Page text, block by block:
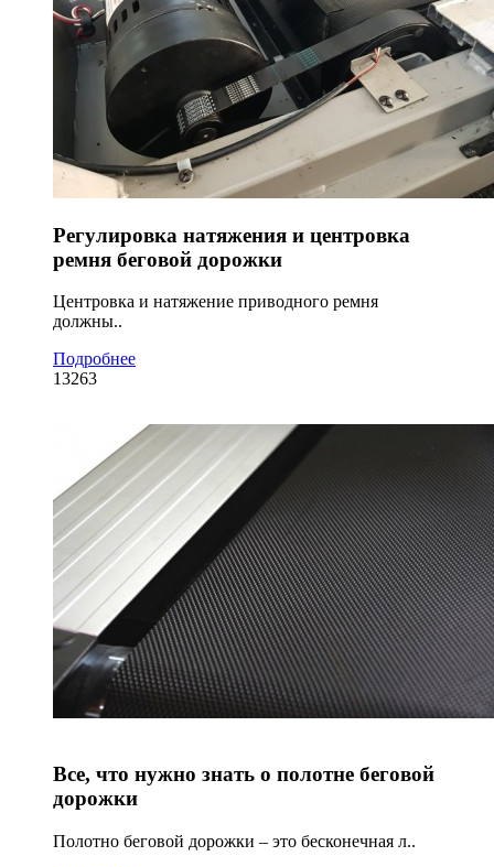
Регулировка натяжения и центровка
ремня беговой дорожки
Центровка и натяжение приводного ремня
должны..
Подробнее
13263
Все, что нужно знать о полотне беговой
дорожки
Полотно беговой дорожки – это бесконечная л..